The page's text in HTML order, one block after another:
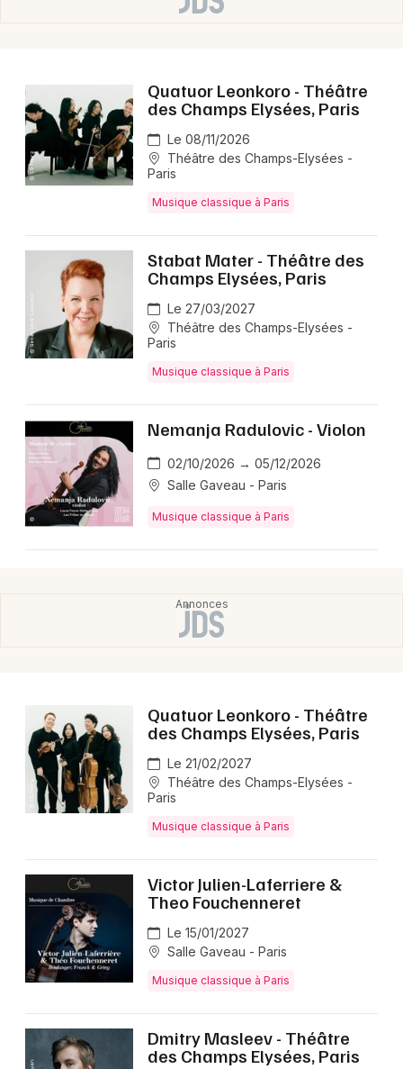
aussi en formation Louis Sclavis Trio, mêlant jazz
contemporain, avant-garde et influences diverses.
Quatuor Leonkoro - Théâtre
des Champs Elysées, Paris
Le 08/11/2026
Théâtre des Champs-Elysées -
Paris
Musique classique à Paris
Stabat Mater - Théâtre des
Champs Elysées, Paris
Le 27/03/2027
Théâtre des Champs-Elysées -
Paris
Musique classique à Paris
Nemanja Radulovic - Violon
02/10/2026 → 05/12/2026
Salle Gaveau - Paris
Musique classique à Paris
Quatuor Leonkoro - Théâtre
des Champs Elysées, Paris
Le 21/02/2027
Théâtre des Champs-Elysées -
Paris
Musique classique à Paris
Victor Julien-Laferriere &
Theo Fouchenneret
Le 15/01/2027
Salle Gaveau - Paris
Musique classique à Paris
Dmitry Masleev - Théâtre
des Champs Elysées, Paris